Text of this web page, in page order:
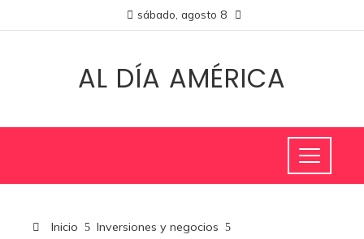
sábado, agosto 8
AL DÍA AMÉRICA
Inicio
Inversiones y negocios